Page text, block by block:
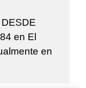
en El
en